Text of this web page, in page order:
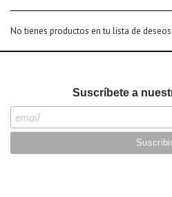
No tienes productos en tu lista de deseos
Suscríbete a